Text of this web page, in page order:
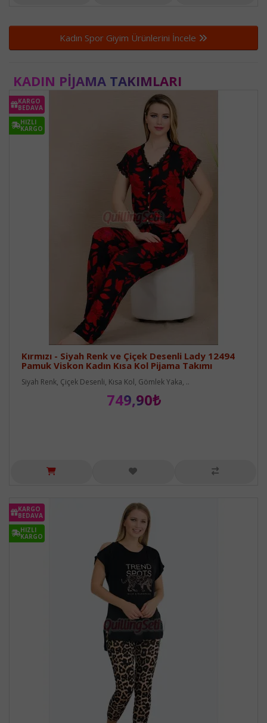
Kadın Spor Giyim Ürünlerini İncele
KADIN PIJAMA TAKIMLARI
KARGO
BEDAVA
HIZLI
KARGO
Kırmızı - Siyah Renk ve Çiçek Desenli Lady 12494
Pamuk Viskon Kadın Kısa Kol Pijama Takımı
Siyah Renk, Çiçek Desenli, Kısa Kol, Gömlek Yaka, ..
749,90₺
KARGO
BEDAVA
HIZLI
KARGO